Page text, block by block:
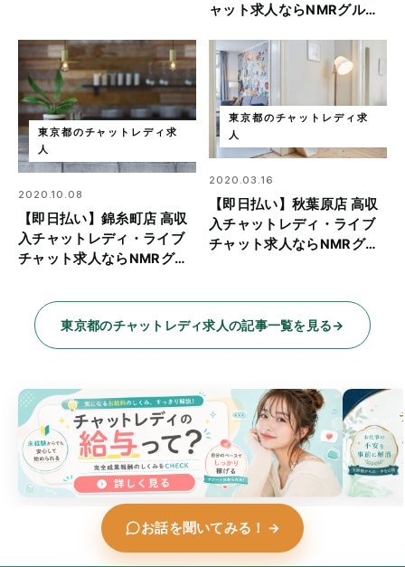
ャット求人ならNMRグルー
東京都のチャットレディ求
人
2020.10.08
【即日払い】錦糸町店 高収
入チャットレディ・ライブ
チャット求人ならNMRグル
東京都のチャットレディ求
人
2020.03.16
【即日払い】秋葉原店 高収
入チャットレディ・ライブ
チャット求人ならNMRグル
東京都のチャットレディ求人の記事一覧を見る→
お話を聞いてみる！ →